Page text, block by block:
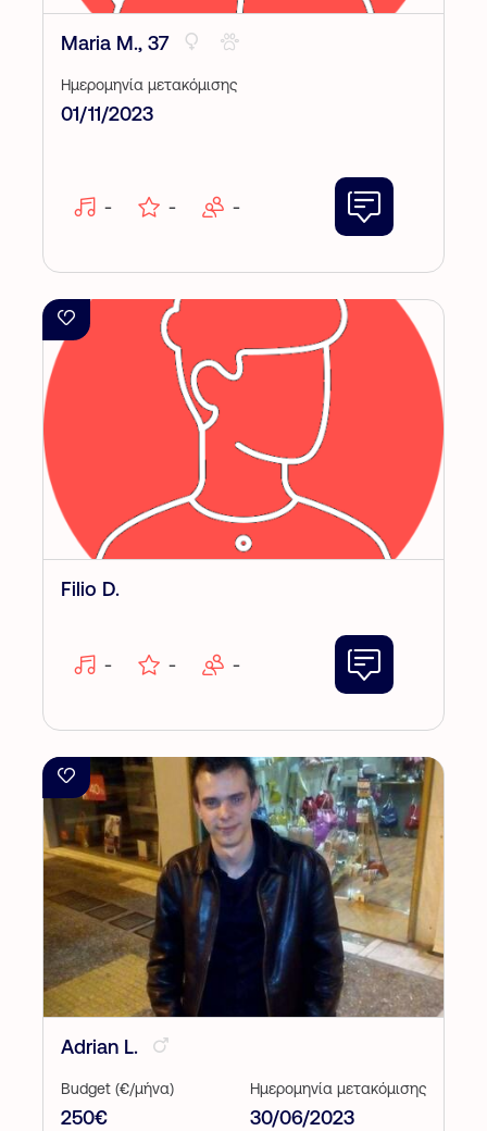
Maria M., 37
Ημερομηνία μετακόμισης
01/11/2023
- - -
Filio D.
- - -
Adrian L.
Budget (€/μήνα)
250€
Ημερομηνία μετακόμισης
30/06/2023